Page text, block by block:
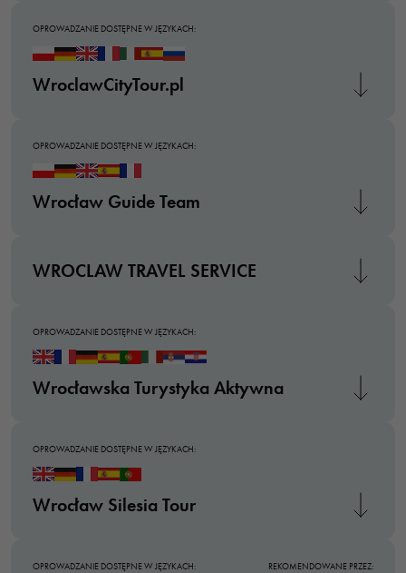
OPROWADZANIE DOSTĘPNE W JĘZYKACH:
WroclawCityTour.pl
OPROWADZANIE DOSTĘPNE W JĘZYKACH:
Wrocław Guide Team
WROCLAW TRAVEL SERVICE
OPROWADZANIE DOSTĘPNE W JĘZYKACH:
Wrocławska Turystyka Aktywna
OPROWADZANIE DOSTĘPNE W JĘZYKACH:
Wrocław Silesia Tour
OPROWADZANIE DOSTĘPNE W JĘZYKACH: REKOMENDOWANE PRZEZ: